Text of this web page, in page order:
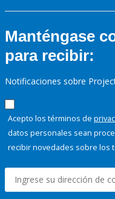
Manténgase
para recibir:
Notificaciones sobre
Acepto los términos de
datos personales sean
recibir novedades sobre los